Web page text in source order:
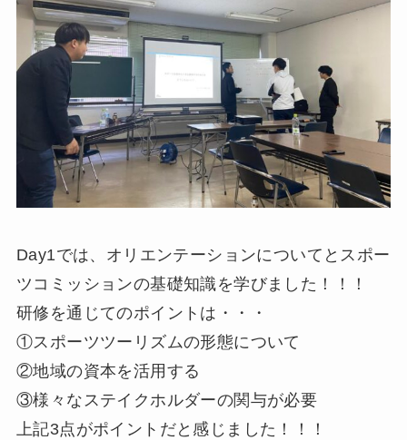
Day1では、オリエンテーションについてとスポー
ツコミッションの基礎知識を学びました！！！
研修を通じてのポイントは・・・
①スポーツツーリズムの形態について
②地域の資本を活用する
③様々なステイクホルダーの関与が必要
上記3点がポイントだと感じました！！！